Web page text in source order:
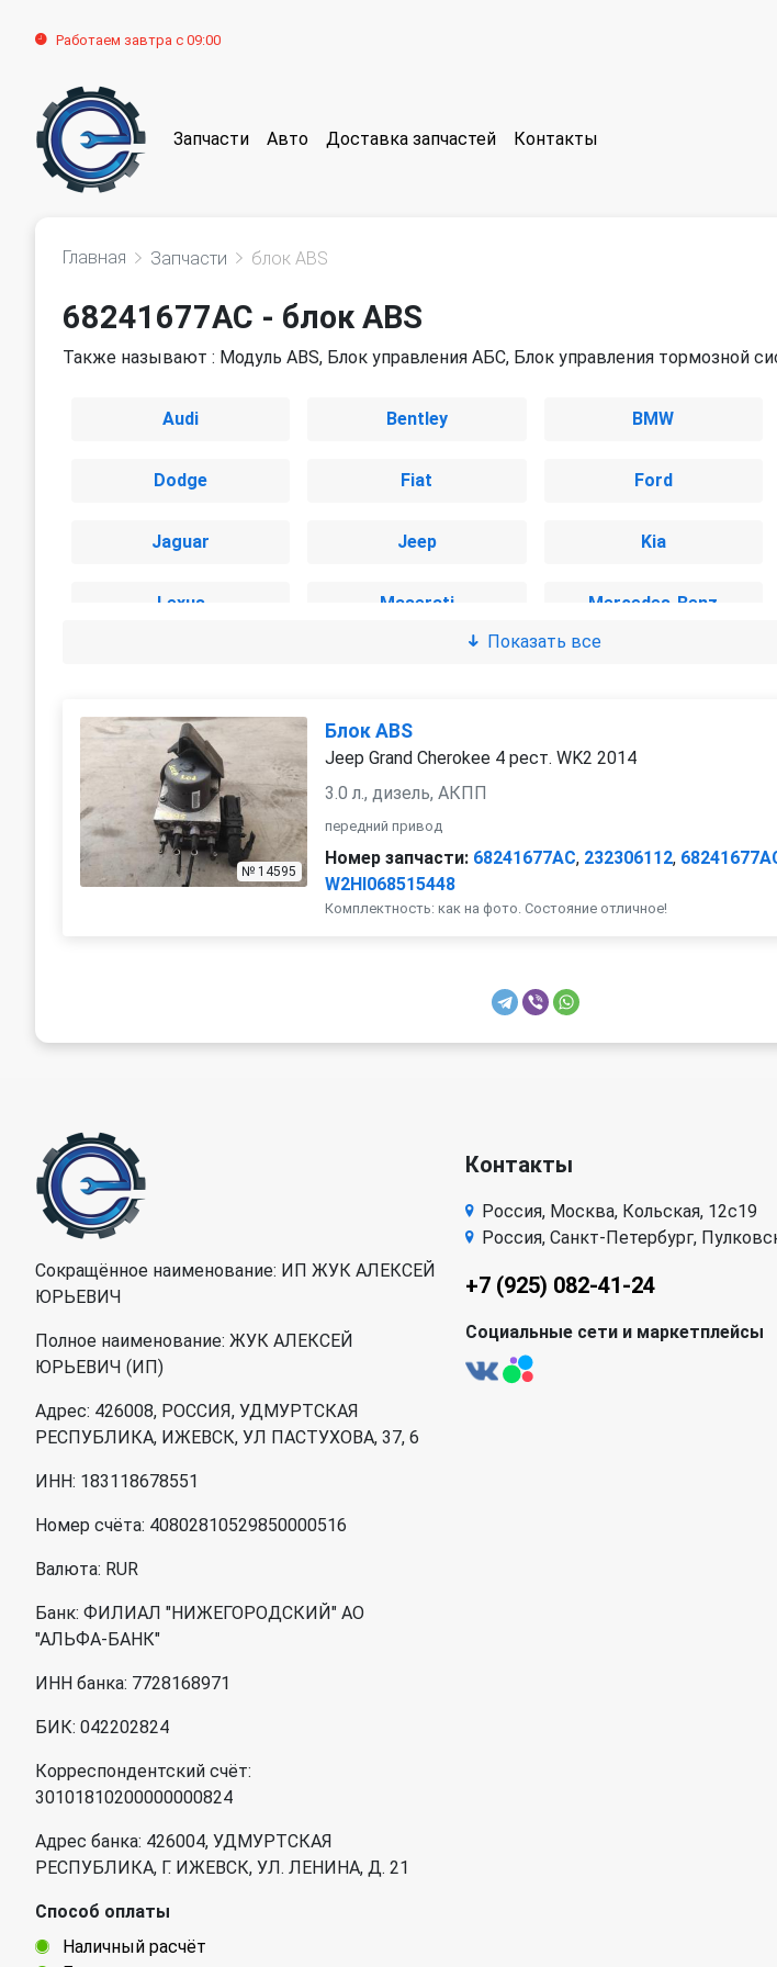
Работаем завтра с 09:00
Запчасти Авто Доставка запчастей Контакты
Главная Запчасти блок ABS
68241677AC - блок ABS
Также называют : Модуль ABS, Блок управления АБС, Блок управления тормозной
Audi Bentley BMW
Dodge Fiat Ford
Jaguar Jeep Kia
Lexus Maserati Mercedes-Benz
Tesla Toyota
Показать все
№ 14595
Блок ABS
Jeep Grand Cherokee 4 рест. WK2 2014
3.0 л., дизель, АКПП
передний привод
Номер запчасти: 68241677AC, 232306112,
W2HI068515448
Комплектность: как на фото. Состояние отличное!
Сокращённое наименование: ИП ЖУК АЛЕКСЕЙ
ЮРЬЕВИЧ
Полное наименование: ЖУК АЛЕКСЕЙ
ЮРЬЕВИЧ (ИП)
Адрес: 426008, РОССИЯ, УДМУРТСКАЯ
РЕСПУБЛИКА, ИЖЕВСК, УЛ ПАСТУХОВА, 37, 6
ИНН: 183118678551
Номер счёта: 40802810529850000516
Валюта: RUR
Банк: ФИЛИАЛ "НИЖЕГОРОДСКИЙ" АО
"АЛЬФА-БАНК"
ИНН банка: 7728168971
БИК: 042202824
Корреспондентский счёт:
30101810200000000824
Адрес банка: 426004, УДМУРТСКАЯ
РЕСПУБЛИКА, Г. ИЖЕВСК, УЛ. ЛЕНИНА, Д. 21
Способ оплаты
Наличный расчёт
Контакты
Россия, Москва, Кольская, 12с19
Россия, Санкт-Петербург,
+7 (925) 082-41-24
Социальные сети и маркетплейсы